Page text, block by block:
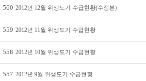
560 2012년 12월 위생도기 수급현황(수정본)
559 2012년 11월 위생도기 수급현황
558 2012년 10월 위생도기 수급현황
557 2012년 9월 위생도기 수급현황